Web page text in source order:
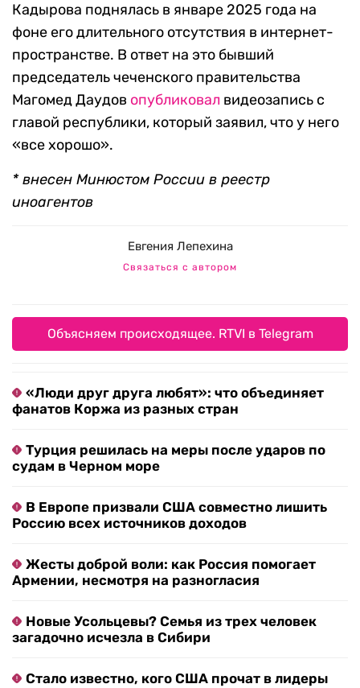
Кадырова поднялась в январе 2025 года на
фоне его длительного отсутствия в интернет-
пространстве. В ответ на это бывший
председатель чеченского правительства
Магомед Даудов опубликовал видеозапись с
главой республики, который заявил, что у него
«все хорошо».
* внесен Минюстом России в реестр
иноагентов
Евгения Лепехина
Связаться с автором
Объясняем происходящее. RTVI в Telegram
«Люди друг друга любят»: что объединяет
фанатов Коржа из разных стран
Турция решилась на меры после ударов по
судам в Черном море
В Европе призвали США совместно лишить
Россию всех источников доходов
Жесты доброй воли: как Россия помогает
Армении, несмотря на разногласия
Новые Усольцевы? Семья из трех человек
загадочно исчезла в Сибири
Стало известно, кого США прочат в лидеры